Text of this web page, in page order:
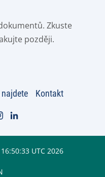
Zkuste
později.
Kontakt
UTC 2026